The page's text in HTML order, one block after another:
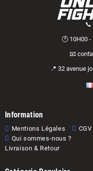
📞
🕐 10H00 -
📧
📍 32 avenue
Information
Mentions Légales
CGV
Qui sommes-nous ?
Livraison & Retour